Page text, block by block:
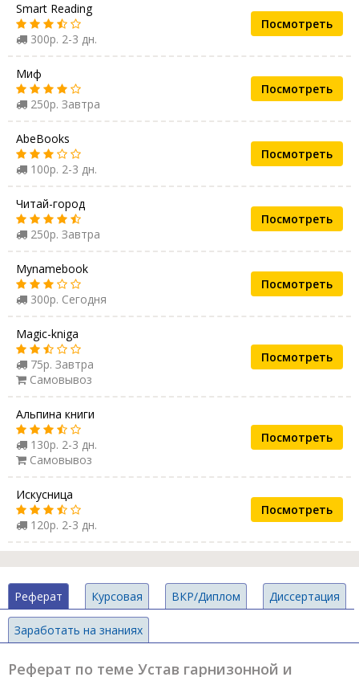
Smart Reading
300р. 2-3 дн.
Посмотреть
Миф
250р. Завтра
Посмотреть
AbeBooks
100р. 2-3 дн.
Посмотреть
Читай-город
250р. Завтра
Посмотреть
Mynamebook
300р. Сегодня
Посмотреть
Magic-kniga
75р. Завтра
Самовывоз
Посмотреть
Альпина книги
130р. 2-3 дн.
Самовывоз
Посмотреть
Искусница
120р. 2-3 дн.
Посмотреть
Реферат Курсовая ВКР/Диплом Диссертация
Заработать на знаниях
Реферат по теме Устав гарнизонной и